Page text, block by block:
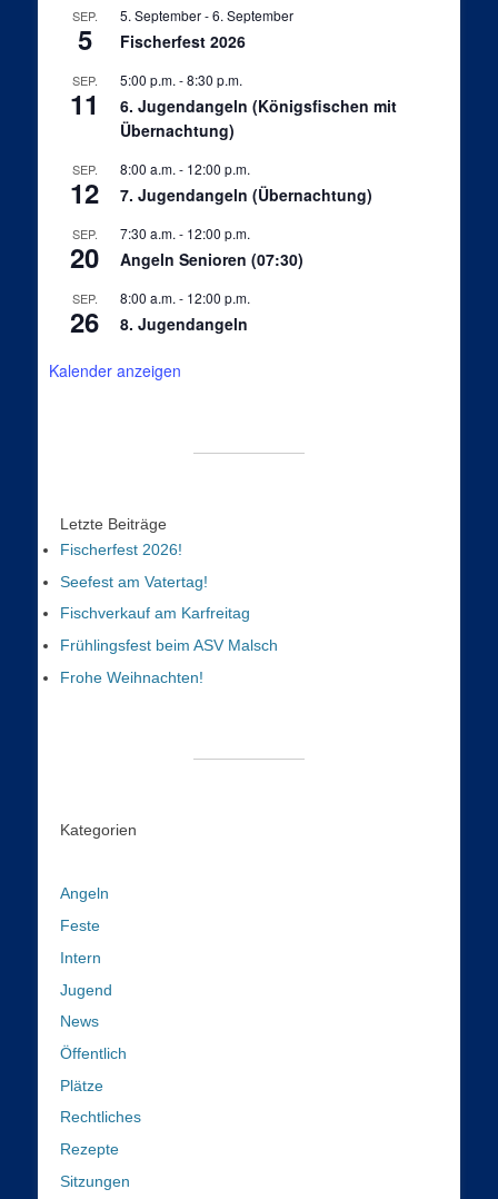
SEP.
5
5. September-6. September
Fischerfest 2026
SEP.
11
5:00 p.m. -8:30 p.m.
6. Jugendangeln (Königsfischen mit
Übernachtung)
SEP.
12
8:00 a.m. - 12:00 p.m.
7. Jugendangeln (Übernachtung)
SEP.
20
7:30 a.m. - 12:00 p.m.
Angeln Senioren (07:30)
SEP.
26
8:00 a.m. - 12:00 p.m.
8. Jugendangeln
Kalender anzeigen
Letzte Beiträge
Fischerfest 2026!
Seefest am Vatertag!
Fischverkauf am Karfreitag
Frühlingsfest beim ASV Malsch
Frohe Weihnachten!
Kategorien
Angeln
Feste
Intern
Jugend
News
Öffentlich
Plätze
Rechtliches
Rezepte
Sitzungen